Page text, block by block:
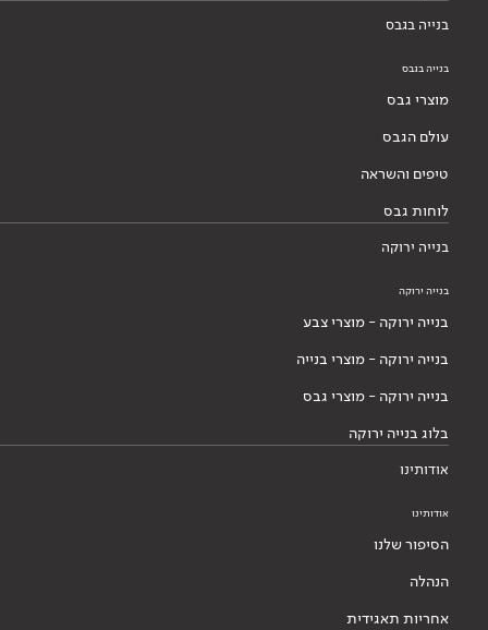
בנייה בגבס
בנייה בגבס
מוצרי גבס
עולם הגבס
טיפים והשראה
לוחות גבס
בנייה ירוקה
בנייה ירוקה
בנייה ירוקה - מוצרי צבע
בנייה ירוקה - מוצרי בנייה
בנייה ירוקה - מוצרי גבס
בלוג בנייה ירוקה
אודותינו
אודותינו
הסיפור שלנו
הנהלה
אחריות תאגידית